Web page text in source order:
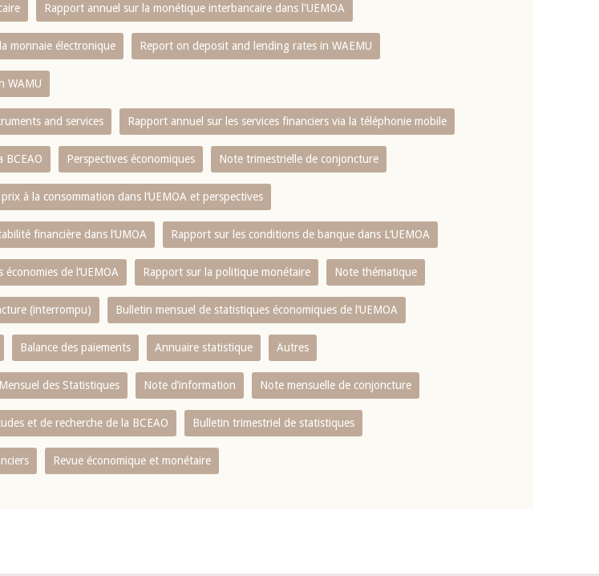
Rapport annuel sur la monétique interbancaire dans l'UEMOA
monnaie électronique Report on deposit and lending rates in WAEMU
WAMU
and services Rapport annuel sur les services financiers via la téléphonie mobile
BCEAO Perspectives économiques Note trimestrielle de conjoncture
à la consommation dans l‘UEMOA et perspectives
financière dans l‘UMOA Rapport sur les conditions de banque dans L‘UEMOA
de l‘UEMOA Rapport sur la politique monétaire Note thématique
(interrompu) Bulletin mensuel de statistiques économiques de l‘UEMOA
Balance des paiements Annuaire statistique Autres
des Statistiques Note d’information Note mensuelle de conjoncture
et de recherche de la BCEAO Bulletin trimestriel de statistiques
Revue économique et monétaire